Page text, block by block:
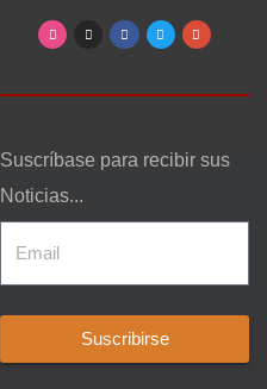
Suscríbase para recibir sus
Noticias...
Suscribirse